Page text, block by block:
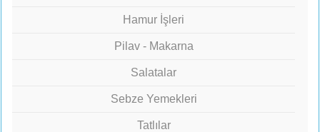
Hamur İşleri
Pilav - Makarna
Salatalar
Sebze Yemekleri
Tatlılar